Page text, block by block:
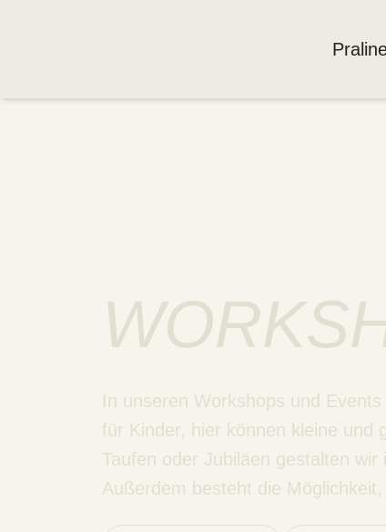
In unseren Workshops und
für Kinder, hier können kleine und
Taufen oder Jubiläen gestalten
Außerdem besteht die